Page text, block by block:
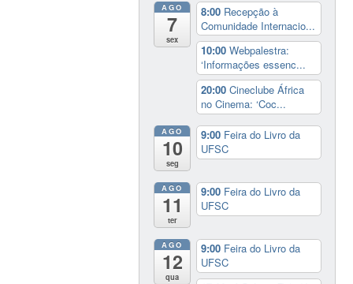
AGO
7
sex
8:00 Recepção à
Comunidade Internacio...
10:00Webpalestra:
‘Informações essenc...
20:00Cineclube África
no Cinema: ‘Coc...
AGO
10
seg
9:00 Feira do Livro da
UFSC
AGO
11
ter
9:00 Feira do Livro da
UFSC
AGO
12
qua
9:00 Feira do Livro da
UFSC